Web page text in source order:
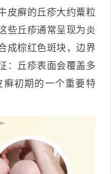
皮癣的丘疹大约粟粒
些丘疹通常呈现为炎
成棕红色斑块，边界
：丘疹表面会覆盖多
初期的一个重要特